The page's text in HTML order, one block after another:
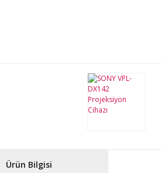
Ürün Bilgisi